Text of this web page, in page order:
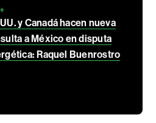
y Canadá hacen nueva
a México en disputa
Raquel Buenrostro